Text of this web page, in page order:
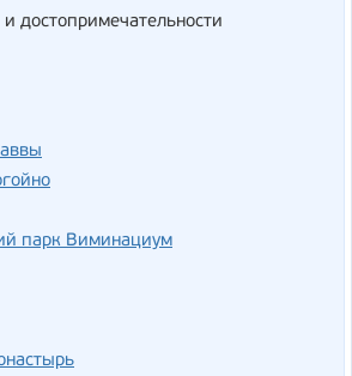
и достопримечательности
парк Виминациум